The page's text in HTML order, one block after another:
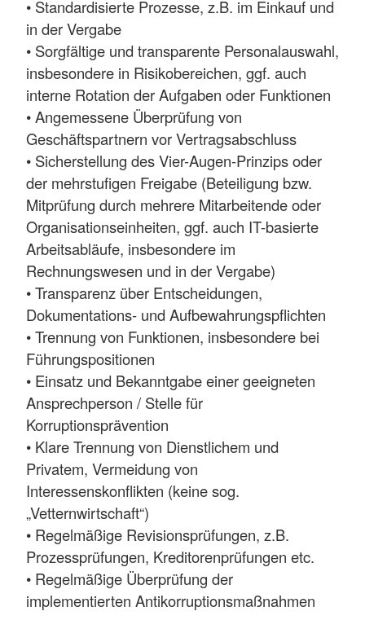
• Standardisierte Prozesse, z.B. im Einkauf und
in der Vergabe
• Sorgfältige und transparente Personalauswahl,
insbesondere in Risikobereichen, ggf. auch
interne Rotation der Aufgaben oder Funktionen
• Angemessene Überprüfung von
Geschäftspartnern vor Vertragsabschluss
• Sicherstellung des Vier-Augen-Prinzips oder
der mehrstufigen Freigabe (Beteiligung bzw.
Mitprüfung durch mehrere Mitarbeitende oder
Organisationseinheiten, ggf. auch IT-basierte
Arbeitsabläufe, insbesondere im
Rechnungswesen und in der Vergabe)
• Transparenz über Entscheidungen,
Dokumentations- und Aufbewahrungspflichten
• Trennung von Funktionen, insbesondere bei
Führungspositionen
• Einsatz und Bekanntgabe einer geeigneten
Ansprechperson / Stelle für
Korruptionsprävention
• Klare Trennung von Dienstlichem und
Privatem, Vermeidung von
Interessenskonflikten (keine sog.
„Vetternwirtschaft“)
• Regelmäßige Revisionsprüfungen, z.B.
Prozessprüfungen, Kreditorenprüfungen etc.
• Regelmäßige Überprüfung der
implementierten Antikorruptionsmaßnahmen